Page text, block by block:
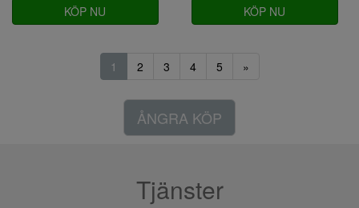
KÖP NU
KÖP NU
1 2 3 4 5 »
ÅNGRA KÖP
Tjänster